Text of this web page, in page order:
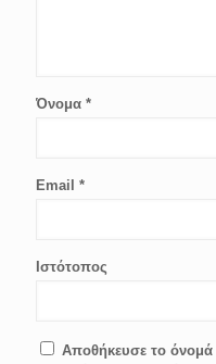
Όνομα *
Email *
Ιστότοπος
Αποθήκευσε το όνομά